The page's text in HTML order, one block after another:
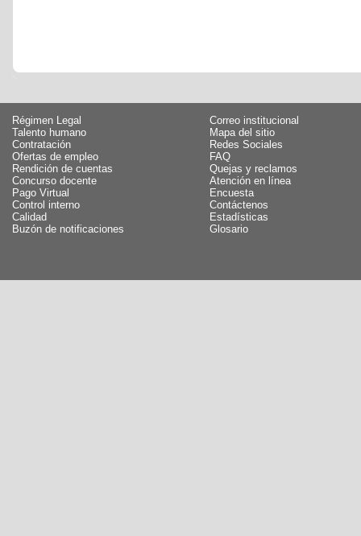
Régimen Legal
Talento humano
Contratación
Ofertas de empleo
Rendición de cuentas
Concurso docente
Pago Virtual
Control interno
Calidad
Buzón de notificaciones
Correo institucional
Mapa del sitio
Redes Sociales
FAQ
Quejas y reclamos
Atención en línea
Encuesta
Contáctenos
Estadísticas
Glosario